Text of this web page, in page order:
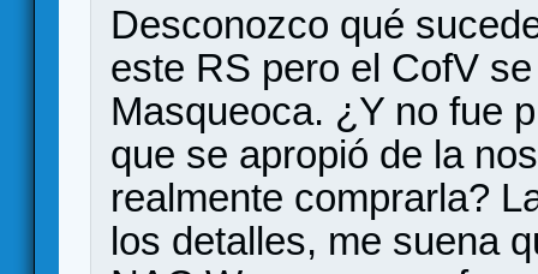
Desconozco qué
este RS pero el CofV
Masqueoca. ¿Y no fue
que se apropió de la
realmente comprarla?
los detalles, me suena